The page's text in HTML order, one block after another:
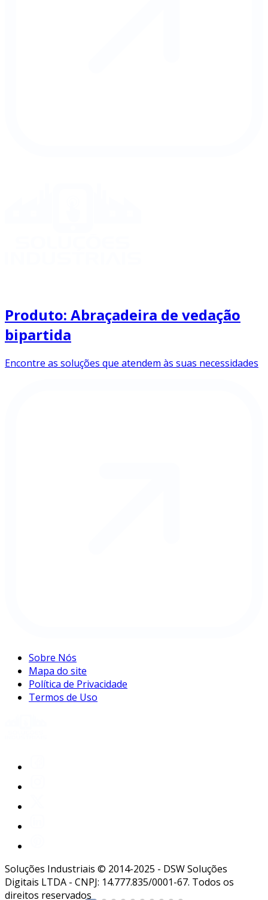
Produto: Abraçadeira de vedação
bipartida
Encontre as soluções que atendem às suas necessidades
Sobre Nós
Mapa do site
Política de Privacidade
Termos de Uso
Soluções Industriais © 2014-2025 - DSW Soluções
Digitais LTDA - CNPJ: 14.777.835/0001-67. Todos os
direitos reservados